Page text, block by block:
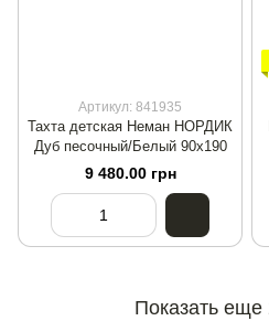
Артикул: 841935
Тахта детская Неман НОРДИК
Дуб песочный/Белый 90х190
9 480.00 грн
Показать еще